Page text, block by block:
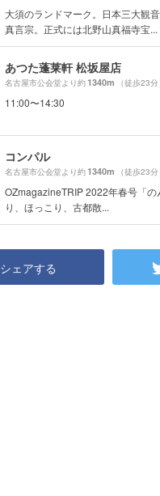
大須のランドマーク。日本三大観
真言宗。正式には北野山真福寺宝...
あつた蓬莱軒 松坂屋店
名古屋市公会堂より約1340m （徒歩23分
11:00〜14:30
コンパル
名古屋市公会堂より約1340m （徒歩23分
OZmagazineTRIP 2022年春号「の
り、ほっこり、古都散...
シェアする